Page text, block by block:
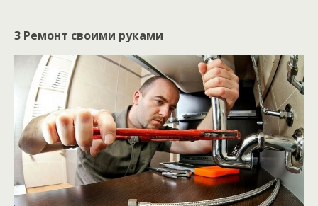
3 Ремонт своими руками